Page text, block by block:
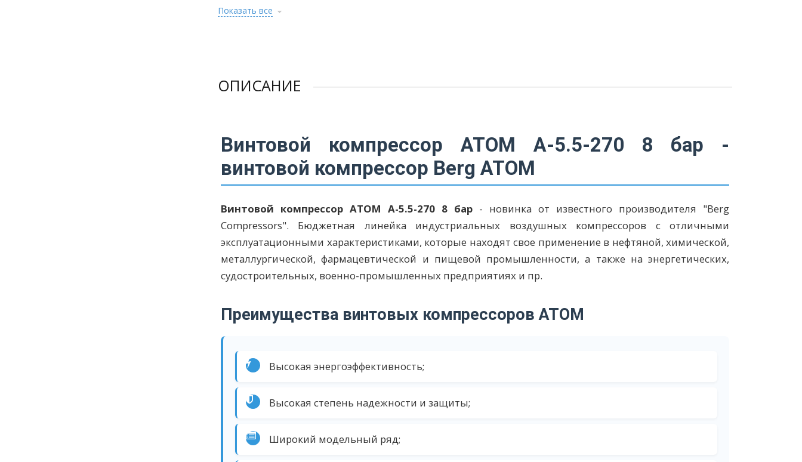
Показать все
ОПИСАНИЕ
Винтовой компрессор АТОМ А-5.5-270 8 бар -
винтовой компрессор Berg ATOM
Винтовой компрессор АТОМ А-5.5-270 8 бар - новинка от известного производителя "Berg
Compressors". Бюджетная линейка индустриальных воздушных компрессоров с отличными
эксплуатационными характеристиками, которые находят свое применение в нефтяной, химической,
металлургической, фармацевтической и пищевой промышленности, а также на энергетических,
судостроительных, военно-промышленных предприятиях и пр.
Преимущества винтовых компрессоров ATOM
Высокая энергоэффективность;
Высокая степень надежности и защиты;
Широкий модельный ряд;